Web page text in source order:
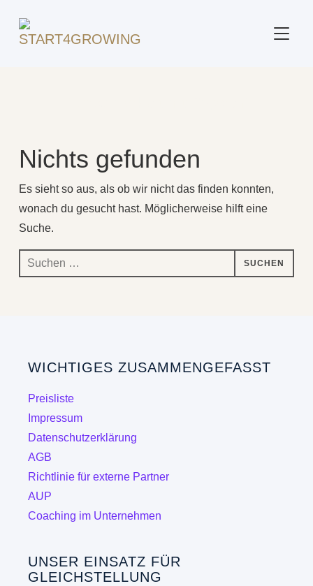
Nichts gefunden
Es sieht so aus, als ob wir nicht das finden konnten,
wonach du gesucht hast. Möglicherweise hilft eine
Suche.
Suchen
nach:
WICHTIGES ZUSAMMENGEFASST
Preisliste
Impressum
Datenschutzerklärung
AGB
Richtlinie für externe Partner
AUP
Coaching im Unternehmen
UNSER EINSATZ FÜR
GLEICHSTELLUNG